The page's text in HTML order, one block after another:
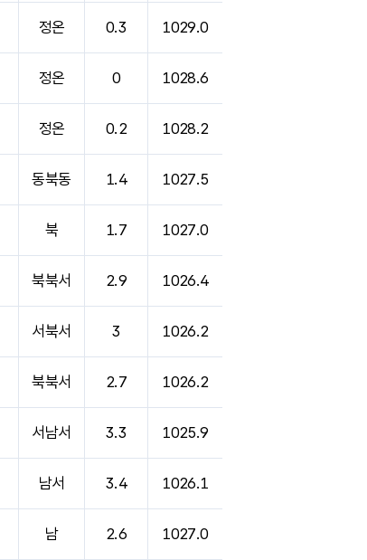
정온 0.3 1029.0
정온 0 1028.6
정온 0.2 1028.2
동북동 1.4 1027.5
북 1.7 1027.0
북북서 2.9 1026.4
서북서 3 1026.2
북북서 2.7 1026.2
서남서 3.3 1025.9
남서 3.4 1026.1
남 2.6 1027.0